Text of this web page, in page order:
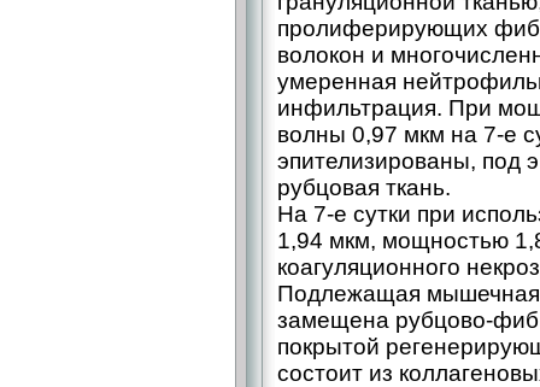
пролиферирующих
волокон и
умеренная
инфильтрация. При
волны 0,97 мкм на 7-е
эпителизированы, под
рубцовая ткань.
На 7-е сутки при
1,94 мкм, мощностью
коагуляционного
Подлежащая мышечная
замещена рубцово-
покрытой
состоит из